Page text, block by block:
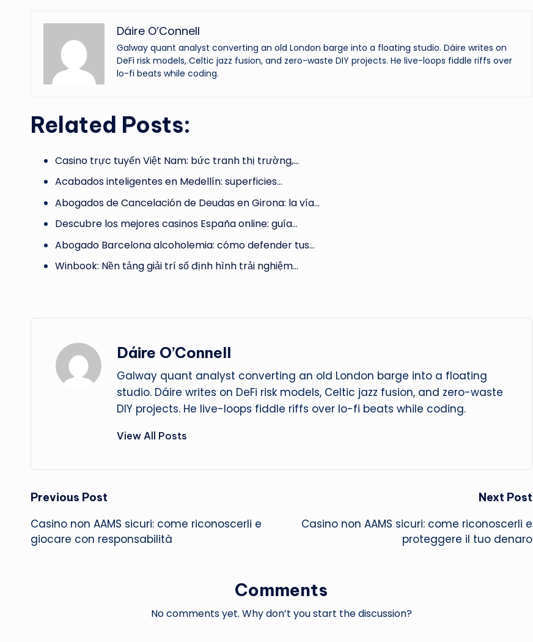
Dáire O’Connell
Galway quant analyst converting an old London barge into a floating studio. Dáire writes on
DeFi risk models, Celtic jazz fusion, and zero-waste DIY projects. He live-loops fiddle riffs over
lo-fi beats while coding.
Related Posts:
Casino trực tuyến Việt Nam: bức tranh thị trường,…
Acabados inteligentes en Medellín: superficies…
Abogados de Cancelación de Deudas en Girona: la vía…
Descubre los mejores casinos España online: guía…
Abogado Barcelona alcoholemia: cómo defender tus…
Winbook: Nền tảng giải trí số định hình trải nghiệm…
Dáire O’Connell
Galway quant analyst converting an old London barge into a floating
studio. Dáire writes on DeFi risk models, Celtic jazz fusion, and zero-waste
DIY projects. He live-loops fiddle riffs over lo-fi beats while coding.
View All Posts
Post
navigation
Previous Post
Casino non AAMS sicuri: come riconoscerli e
giocare con responsabilità
Next Post
Casino non AAMS sicuri: come riconoscerli e
proteggere il tuo denaro
Comments
No comments yet. Why don’t you start the discussion?